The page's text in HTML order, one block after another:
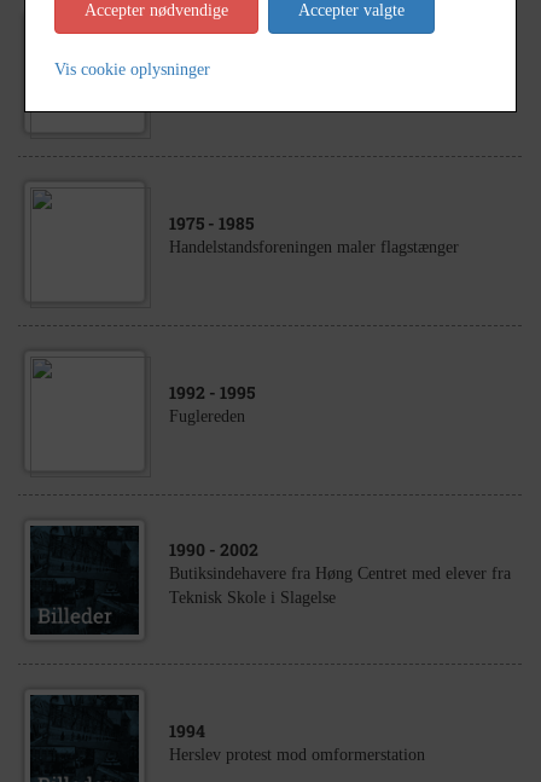
Familien Johannes Jacobsen
1975 - 1985
Handelstandsforeningen maler flagstænger
1992 - 1995
Fuglereden
1990 - 2002
Butiksindehavere fra Høng Centret med elever fra
Teknisk Skole i Slagelse
1994
Herslev protest mod omformerstation
Accepter nødvendige Accepter valgte
Vis cookie oplysninger